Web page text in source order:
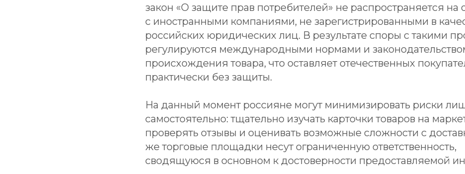
закон «О защите прав потребителей» не распространяется на
с иностранными компаниями, не зарегистрированными в
российских юридических лиц. В результате споры с такими
регулируются международными нормами и
происхождения товара, что оставляет отечественных
практически без защиты.
На данный момент россияне могут минимизировать риски
самостоятельно: тщательно изучать карточки товаров на
проверять отзывы и оценивать возможные сложности с
же торговые площадки несут ограниченную ответственность,
сводящуюся в основном к достоверности предоставляемой